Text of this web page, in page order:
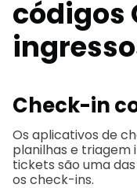
códigos
Check-in
Os aplicativos de
planilhas e triagem
tickets são uma
os check-ins.